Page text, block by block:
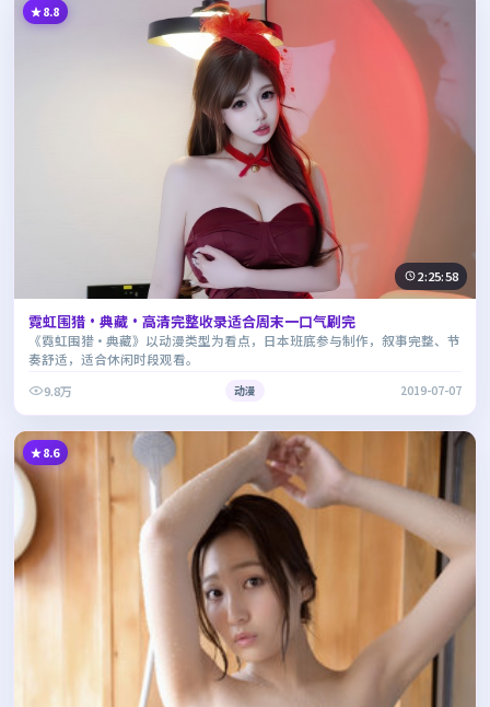
8.8
2:25:58
霓虹围猎·典藏·高清完整收录适合周末一口气刷完
《霓虹围猎·典藏》以动漫类型为看点，日本班底参与制作，叙事完整、节
奏舒适，适合休闲时段观看。
9.8万
动漫 2019-07-07
8.6